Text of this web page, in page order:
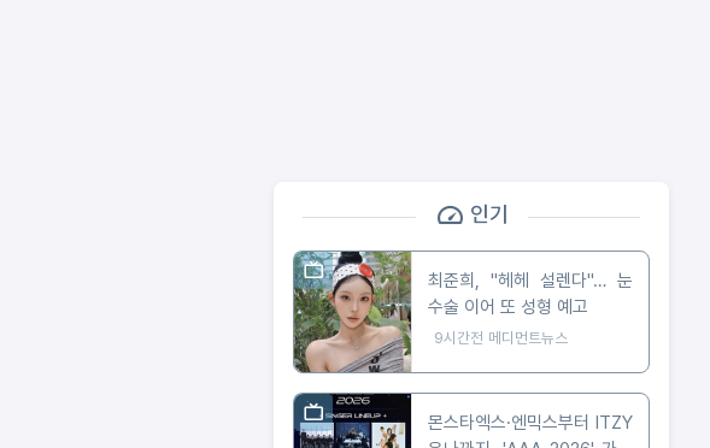
인기
최준희, "헤헤 설렌다"… 눈
수술 이어 또 성형 예고
9시간전 메디먼트뉴스
몬스타엑스·엔믹스부터 ITZY